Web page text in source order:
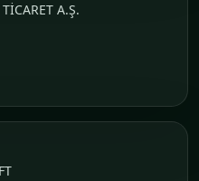
A.Ş.